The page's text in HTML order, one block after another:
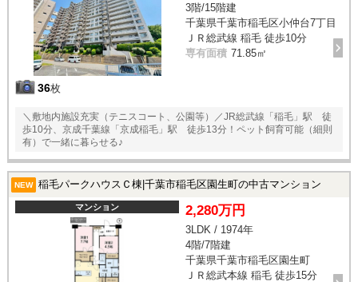
36枚
3階/15階建
千葉県千葉市稲毛区小仲台7丁目
ＪＲ総武線 稲毛 徒歩10分
専有面積 71.85㎡
＼敷地内施設充実（テニスコート、公園等）／JR総武線「稲毛」駅 徒
歩10分、京成千葉線「京成稲毛」駅 徒歩13分！ペット飼育可能（細則
有）で一緒に暮らせる♪
NEW 稲毛パークハウスＣ棟|千葉市稲毛区園生町の中古マンション
マンション 2,280万円
3LDK / 1974年
4階/7階建
千葉県千葉市稲毛区園生町
ＪＲ総武本線 稲毛 徒歩15分